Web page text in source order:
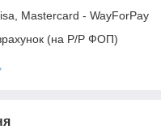
Mastercard - WayForPay
(на Р/Р ФОП)